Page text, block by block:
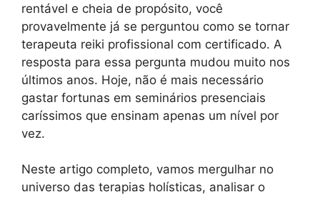
rentável e cheia de propósito, você
provavelmente já se perguntou como se tornar
terapeuta reiki profissional com certificado. A
resposta para essa pergunta mudou muito nos
últimos anos. Hoje, não é mais necessário
gastar fortunas em seminários presenciais
caríssimos que ensinam apenas um nível por
vez.
Neste artigo completo, vamos mergulhar no
universo das terapias holísticas, analisar o